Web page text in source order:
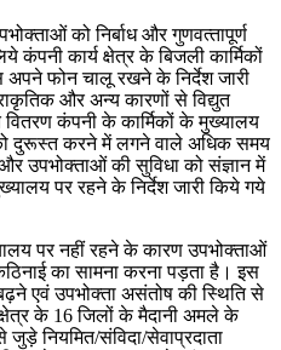
को निर्बाध और गुणवत्‍तापूर्ण
कंपनी कार्य क्षेत्र के बिजली कार्मिकों
फोन चालू रखने के निर्देश जारी
और अन्य कारणों से विद्युत
वितरण कंपनी के कार्मिकों के मुख्‍यालय
दुरूस्त करने में लगने वाले अधिक समय
उपभोक्‍ताओं की सुविधा को संज्ञान में
पर रहने के निर्देश जारी किये गये
पर नहीं रहने के कारण उपभोक्ताओं
का सामना करना पड़ता है। इस
एवं उपभोक्ता असंतोष की स्थिति से
के 16 जिलों के मैदानी अमले के
जुड़े नियमित/संविदा/सेवाप्रदाता